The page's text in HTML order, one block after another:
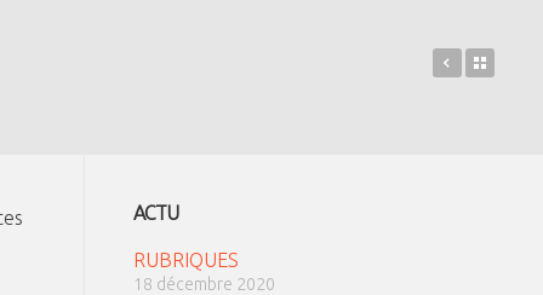
ACTU
RUBRIQUES
18 décembre 2020